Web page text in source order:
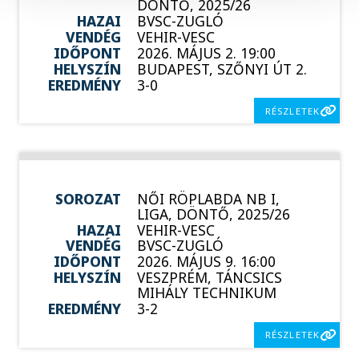
DÖNTŐ, 2025/26
HAZAI
BVSC-ZUGLÓ
VENDÉG
VEHIR-VESC
IDŐPONT
2026. MÁJUS 2. 19:00
HELYSZÍN
BUDAPEST, SZŐNYI ÚT 2.
EREDMÉNY
3-0
RÉSZLETEK
SOROZAT NŐI RÖPLABDA NB I,
LIGA, DÖNTŐ, 2025/26
HAZAI
VEHIR-VESC
VENDÉG
BVSC-ZUGLÓ
IDŐPONT
2026. MÁJUS 9. 16:00
HELYSZÍN
VESZPRÉM, TÁNCSICS
MIHÁLY TECHNIKUM
EREDMÉNY
3-2
RÉSZLETEK